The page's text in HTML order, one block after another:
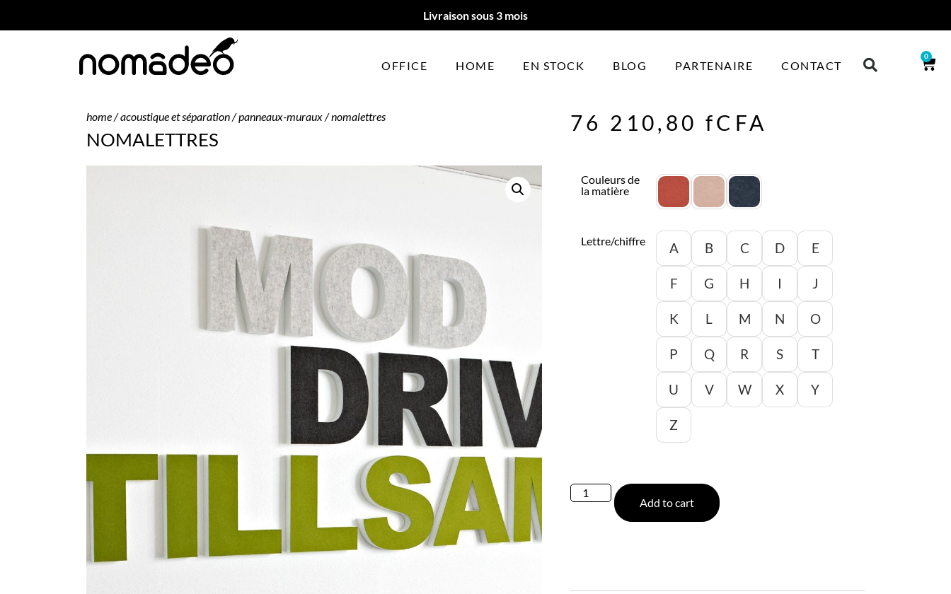
Livraison sous 3 mois
OFFICE HOME EN STOCK BLOG PARTENAIRE CONTACT
0
home/acoustique et séparation/panneaux-muraux/ nomalettres
NOMALETTRES
76 210,80 fCFA
Couleurs de
la matière
Lettre/chiffre A B C D E
F G H I J
K L M N O
P Q R S T
U V W X Y
Z
Add to cart